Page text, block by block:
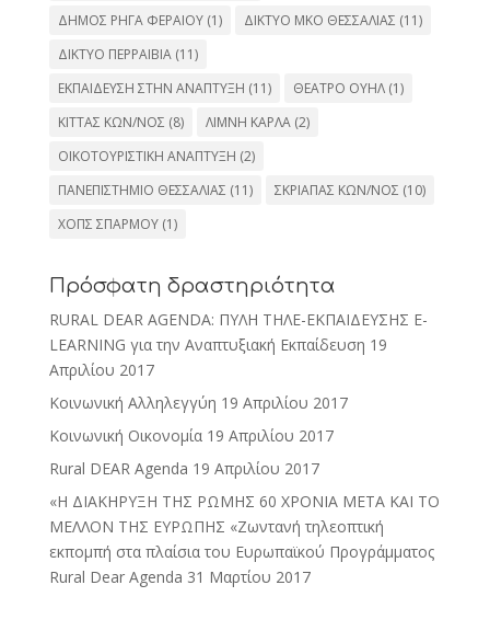
ΔΗΜΟΣ ΡΗΓΑ ΦΕΡΑΙΟΥ(1) ΔΙΚΤΥΟ ΜΚΟ ΘΕΣΣΑΛΙΑΣ (11)
ΔΙΚΤΥΟ ΠΕΡΡΑΙΒΙΑ(11)
ΕΚΠΑΙΔΕΥΣΗ ΣΤΗΝ ΑΝΑΠΤΥΞΗ (11) ΘΕΑΤΡΟ ΟΥΗΛ(1)
ΚΙΤΤΑΣ ΚΩΝ/ΝΟΣ (8) ΛΙΜΝΗ ΚΑΡΛΑ(2)
ΟΙΚΟΤΟΥΡΙΣΤΙΚΗ ΑΝΑΠΤΥΞΗ (2)
ΠΑΝΕΠΙΣΤΗΜΙΟ ΘΕΣΣΑΛΙΑΣ (11) ΣΚΡΙΑΠΑΣ ΚΩΝ/ΝΟΣ (10)
ΧΟΠΣ ΣΠΑΡΜΟΥ(1)
Πρόσφατη δραστηριότητα
RURAL DEAR AGENDA: ΠΥΛΗ ΤΗΛΕ-ΕΚΠΑΙΔΕΥΣΗΣ E-
LEARNING για την Αναπτυξιακή Εκπαίδευση 19
Απριλίου 2017
Κοινωνική Αλληλεγγύη 19 Απριλίου 2017
Κοινωνική Οικονομία 19 Απριλίου 2017
Rural DEAR Agenda 19 Απριλίου 2017
«Η ΔΙΑΚΗΡΥΞΗ ΤΗΣ ΡΩΜΗΣ 60 ΧΡΟΝΙΑ ΜΕΤΑ ΚΑΙ ΤΟ
ΜΕΛΛΟΝ ΤΗΣ ΕΥΡΩΠΗΣ «Ζωντανή τηλεοπτική
εκπομπή στα πλαίσια του Ευρωπαϊκού Προγράμματος
Rural Dear Agenda 31 Μαρτίου 2017